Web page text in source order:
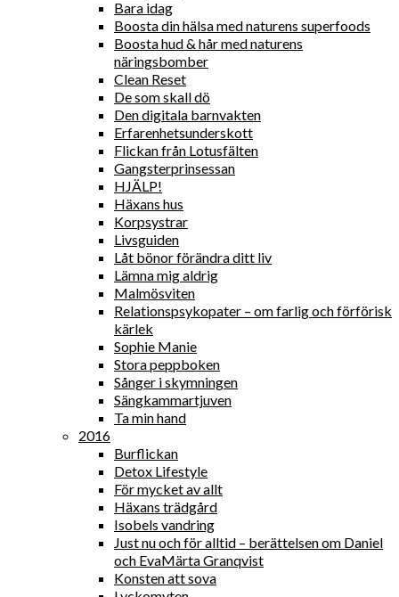
Bara idag
Boosta din hälsa med naturens superfoods
Boosta hud & hår med naturens
näringsbomber
Clean Reset
De som skall dö
Den digitala barnvakten
Erfarenhetsunderskott
Flickan från Lotusfälten
Gangsterprinsessan
HJÄLP!
Häxans hus
Korpsystrar
Livsguiden
Låt bönor förändra ditt liv
Lämna mig aldrig
Malmösviten
Relationspsykopater – om farlig och förförisk
kärlek
Sophie Manie
Stora peppboken
Sånger i skymningen
Sängkammartjuven
Ta min hand
2016
Burflickan
Detox Lifestyle
För mycket av allt
Häxans trädgård
Isobels vandring
Just nu och för alltid – berättelsen om Daniel
och EvaMärta Granqvist
Konsten att sova